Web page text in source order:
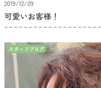
2019/12/09
可愛いお客様！
スタッフブログ